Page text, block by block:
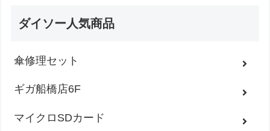
ダイソー人気商品
傘修理セット
ギガ船橋店6F
マイクロSDカード